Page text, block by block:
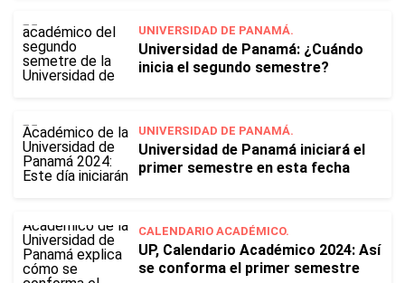
UNIVERSIDAD DE PANAMÁ.
Universidad de Panamá: ¿Cuándo
inicia el segundo semestre?
UNIVERSIDAD DE PANAMÁ.
Universidad de Panamá iniciará el
primer semestre en esta fecha
CALENDARIO ACADÉMICO.
UP, Calendario Académico 2024: Así
se conforma el primer semestre